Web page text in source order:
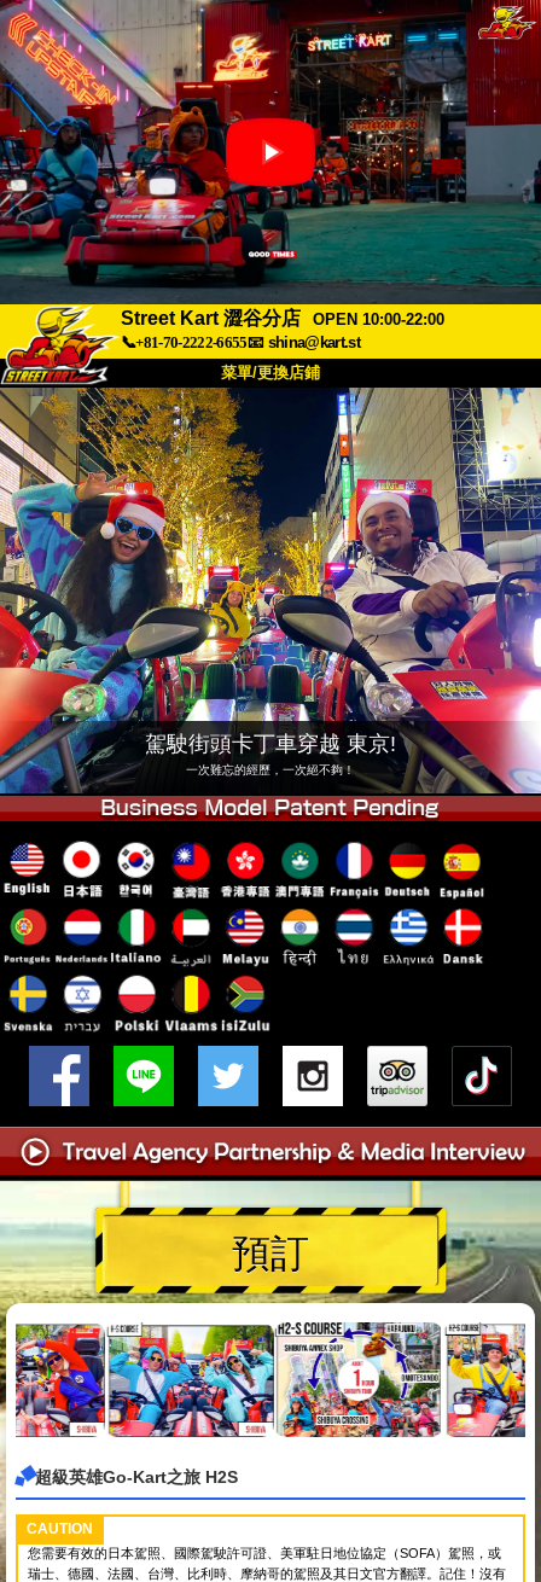
Street Kart 澀谷分店
OPEN 10:00-22:00
📞+81-70-2222-6655📧 shina@kart.st
菜單/更換店鋪
關於 規格 價格
交通方式 顧客聲音 常見問題
公司 預訂
更換店鋪
東京 品川 #1 東京 秋葉原 #1
東京 秋葉原 #2 東京 澀谷
東京 澀谷附店 東京灣
東京 淺草 大阪
沖繩
駕駛街頭卡丁車穿越 東京!
一次難忘的經歷，一次絕不夠！
預訂
超級英雄Go-Kart之旅 H2S
CAUTION
您需要有效的日本駕照、國際駕駛許可證、美軍駐日地位協定（SOFA）駕照，或
瑞士、德國、法國、台灣、比利時、摩納哥的駕照及其日文官方翻譯。記住！沒有